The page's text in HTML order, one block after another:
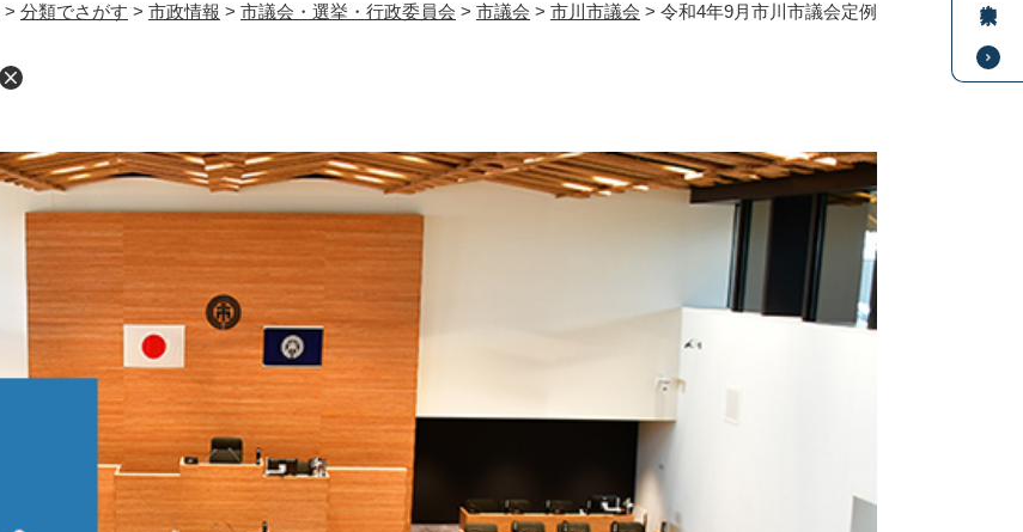
> 分類でさがす > 市政情報 > 市議会・選挙・行政委員会 > 市議会 > 市川市議会 > 令和4年9月市川市議会定例